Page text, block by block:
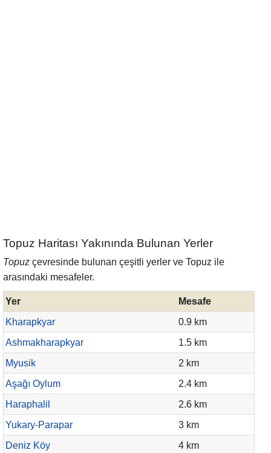
Topuz Haritası Yakınında Bulunan Yerler
Topuz çevresinde bulunan çeşitli yerler ve Topuz ile
arasındaki mesafeler.
Yer
Mesafe
Kharapkyar
0.9 km
Ashmakharapkyar
1.5 km
Myusik
2 km
Aşağı Oylum
2.4 km
Haraphalil
2.6 km
Yukary-Parapar
3 km
Deniz Köy
4 km